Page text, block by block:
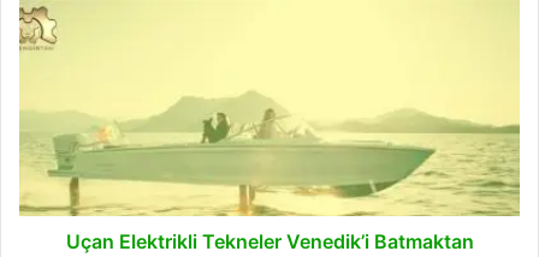
Uçan
Elektrikli
Batmaktan
Kurtarabilir!
Uçan Elektrikli Tekneler Venedik’i Batmaktan